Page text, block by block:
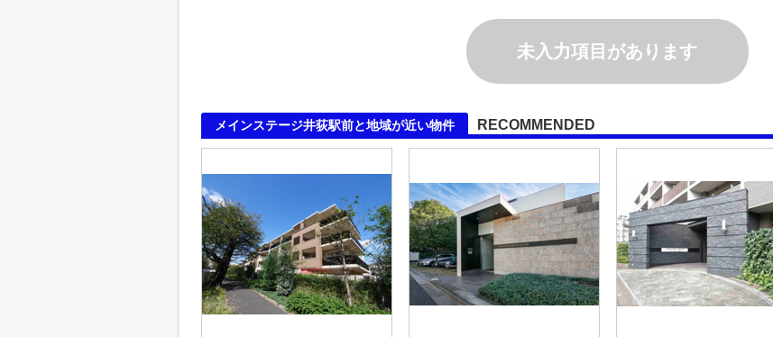
未入力項目があります
メインステージ井荻駅前と地域が近い物件 RECOMMENDED